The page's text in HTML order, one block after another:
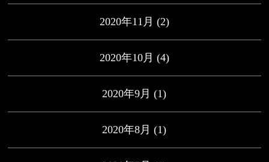
2020年11月 (2)
2020年10月 (4)
2020年9月 (1)
2020年8月 (1)